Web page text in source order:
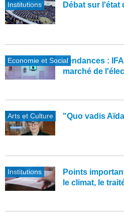
Institutions Débat sur l'état
Economie et SocialTendances :
marché de
Arts et Culture "Quo vadis
Institutions
Points
le climat, le